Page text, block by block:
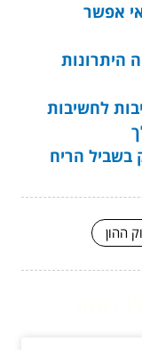
אפשר
היתרונות
לחשיבות
בשביל הריח
ההון